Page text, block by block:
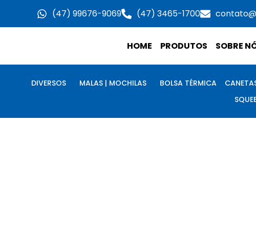
(47) 99676-9069 (47) 3465-1700
HOME PRODUTOS SOBRE
DIVERSOS MALAS | MOCHILAS BOLSA TÉRMICA